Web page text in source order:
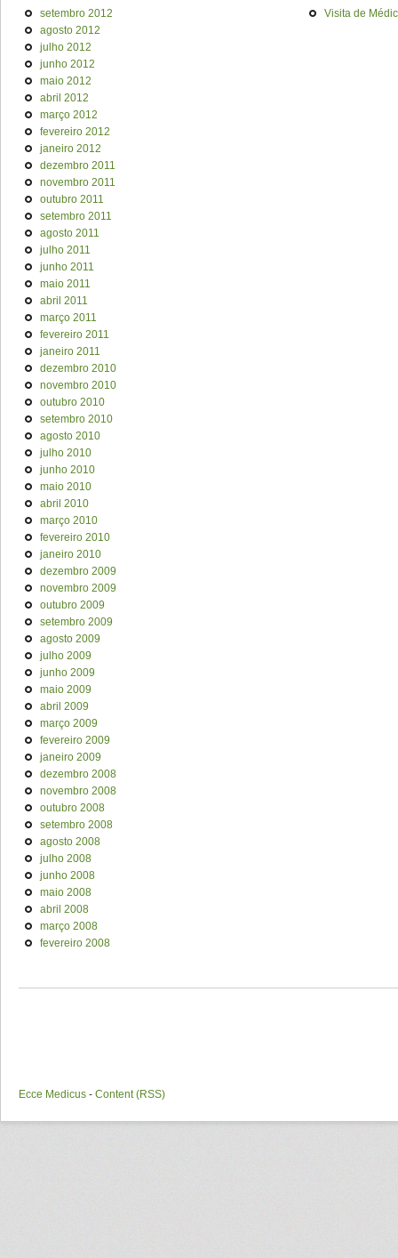
setembro 2012
agosto 2012
julho 2012
junho 2012
maio 2012
abril 2012
março 2012
fevereiro 2012
janeiro 2012
dezembro 2011
novembro 2011
outubro 2011
setembro 2011
agosto 2011
julho 2011
junho 2011
maio 2011
abril 2011
março 2011
fevereiro 2011
janeiro 2011
dezembro 2010
novembro 2010
outubro 2010
setembro 2010
agosto 2010
julho 2010
junho 2010
maio 2010
abril 2010
março 2010
fevereiro 2010
janeiro 2010
dezembro 2009
novembro 2009
outubro 2009
setembro 2009
agosto 2009
julho 2009
junho 2009
maio 2009
abril 2009
março 2009
fevereiro 2009
janeiro 2009
dezembro 2008
novembro 2008
outubro 2008
setembro 2008
agosto 2008
julho 2008
junho 2008
maio 2008
abril 2008
março 2008
fevereiro 2008
Visita de
Ecce Medicus - Content (RSS)